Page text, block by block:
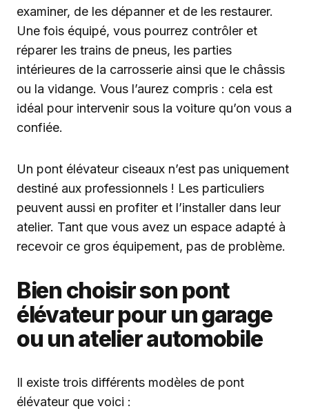
examiner, de les dépanner et de les restaurer.
Une fois équipé, vous pourrez contrôler et
réparer les trains de pneus, les parties
intérieures de la carrosserie ainsi que le châssis
ou la vidange. Vous l’aurez compris : cela est
idéal pour intervenir sous la voiture qu’on vous a
confiée.
Un pont élévateur ciseaux n’est pas uniquement
destiné aux professionnels ! Les particuliers
peuvent aussi en profiter et l’installer dans leur
atelier. Tant que vous avez un espace adapté à
recevoir ce gros équipement, pas de problème.
Bien choisir son pont
élévateur pour un garage
ou un atelier automobile
Il existe trois différents modèles de pont
élévateur que voici :